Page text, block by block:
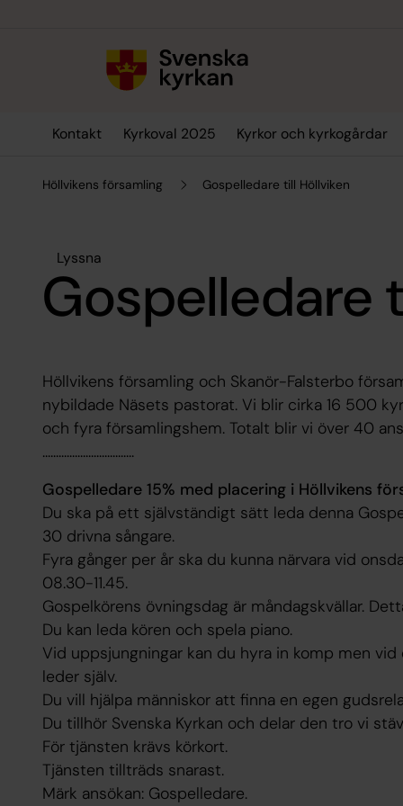
Kontakt Kyrkoval 2025 Kyrkor och kyrkogårdar
Höllvikens församling Gospelledare till Höllviken
Lyssna
Gospelledare
Höllvikens församling och Skanör-Falsterbo
nybildade Näsets pastorat. Vi blir cirka 16 500
och fyra församlingshem. Totalt blir vi över 40
..................................
Gospelledare 15% med placering i Höllvikens
Du ska på ett självständigt sätt leda denna
30 drivna sångare.
Fyra gånger per år ska du kunna närvara vid
08.30-11.45.
Gospelkörens övningsdag är måndagskvällar.
Du kan leda kören och spela piano.
Vid uppsjungningar kan du hyra in komp men
leder själv.
Du vill hjälpa människor att finna en egen
Du tillhör Svenska Kyrkan och delar den tro vi
För tjänsten krävs körkort.
Tjänsten tillträds snarast.
Märk ansökan: Gospelledare.